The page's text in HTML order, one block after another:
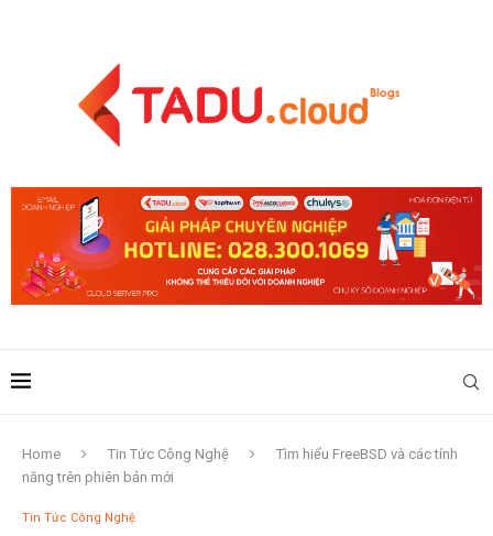
Home Tin Tức Công Nghệ
Tìm hiểu FreeBSD và các tính
năng trên phiên bản mới
Tin Tức Công Nghệ